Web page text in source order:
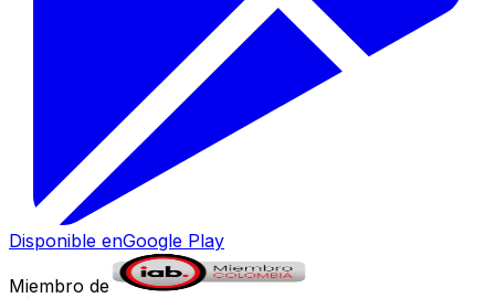
Disponible enGoogle Play
Miembro de